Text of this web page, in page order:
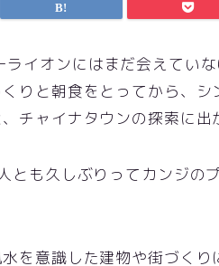
イオンにはまだ会えてい
りと朝食をとってから、シ
チャイナタウンの探索に出
とも久しぶりってカンジの
を意識した建物や街づくり